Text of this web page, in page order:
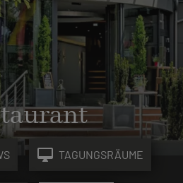
desktop_mac TAGUNGSRÄUME